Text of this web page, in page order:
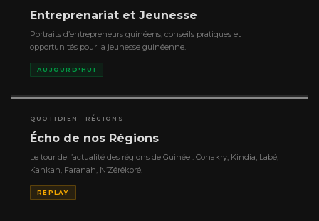
Entreprenariat et Jeunesse
Portraits d’entrepreneurs guinéens, conseils pratiques et
opportunités pour la jeunesse guinéenne.
AUJOURD'HUI
QUOTIDIEN · RÉGIONS
Écho de nos Régions
Le tour de l’actualité des régions de Guinée : Conakry, Kindia, Labé,
Kankan, Faranah, N’Zérékoré.
REPLAY